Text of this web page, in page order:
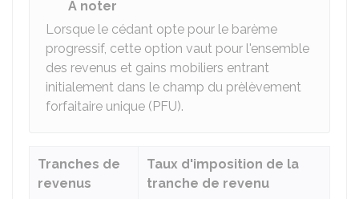
À noter
Lorsque le cédant opte pour le barème
progressif, cette option vaut pour l'ensemble
des revenus et gains mobiliers entrant
initialement dans le champ du prèlèvement
forfaitaire unique (PFU).
Tranches de
revenus
Taux d'imposition de la
tranche de revenu